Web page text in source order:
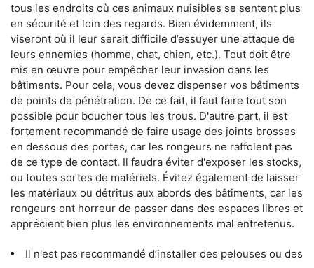
tous les endroits où ces animaux nuisibles se sentent plus
en sécurité et loin des regards. Bien évidemment, ils
viseront où il leur serait difficile d’essuyer une attaque de
leurs ennemies (homme, chat, chien, etc.). Tout doit être
mis en œuvre pour empêcher leur invasion dans les
bâtiments. Pour cela, vous devez dispenser vos bâtiments
de points de pénétration. De ce fait, il faut faire tout son
possible pour boucher tous les trous. D'autre part, il est
fortement recommandé de faire usage des joints brosses
en dessous des portes, car les rongeurs ne raffolent pas
de ce type de contact. Il faudra éviter d'exposer les stocks,
ou toutes sortes de matériels. Évitez également de laisser
les matériaux ou détritus aux abords des bâtiments, car les
rongeurs ont horreur de passer dans des espaces libres et
apprécient bien plus les environnements mal entretenus.
Il n'est pas recommandé d’installer des pelouses ou des